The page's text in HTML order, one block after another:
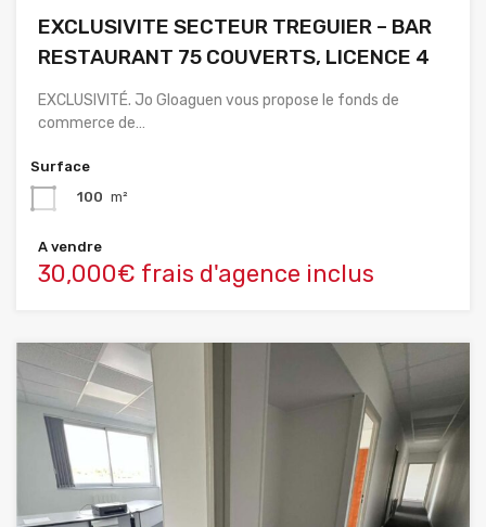
EXCLUSIVITE SECTEUR TREGUIER – BAR
RESTAURANT 75 COUVERTS, LICENCE 4
EXCLUSIVITÉ. Jo Gloaguen vous propose le fonds de
commerce de…
Surface
100 m²
A vendre
30,000€ frais d'agence inclus